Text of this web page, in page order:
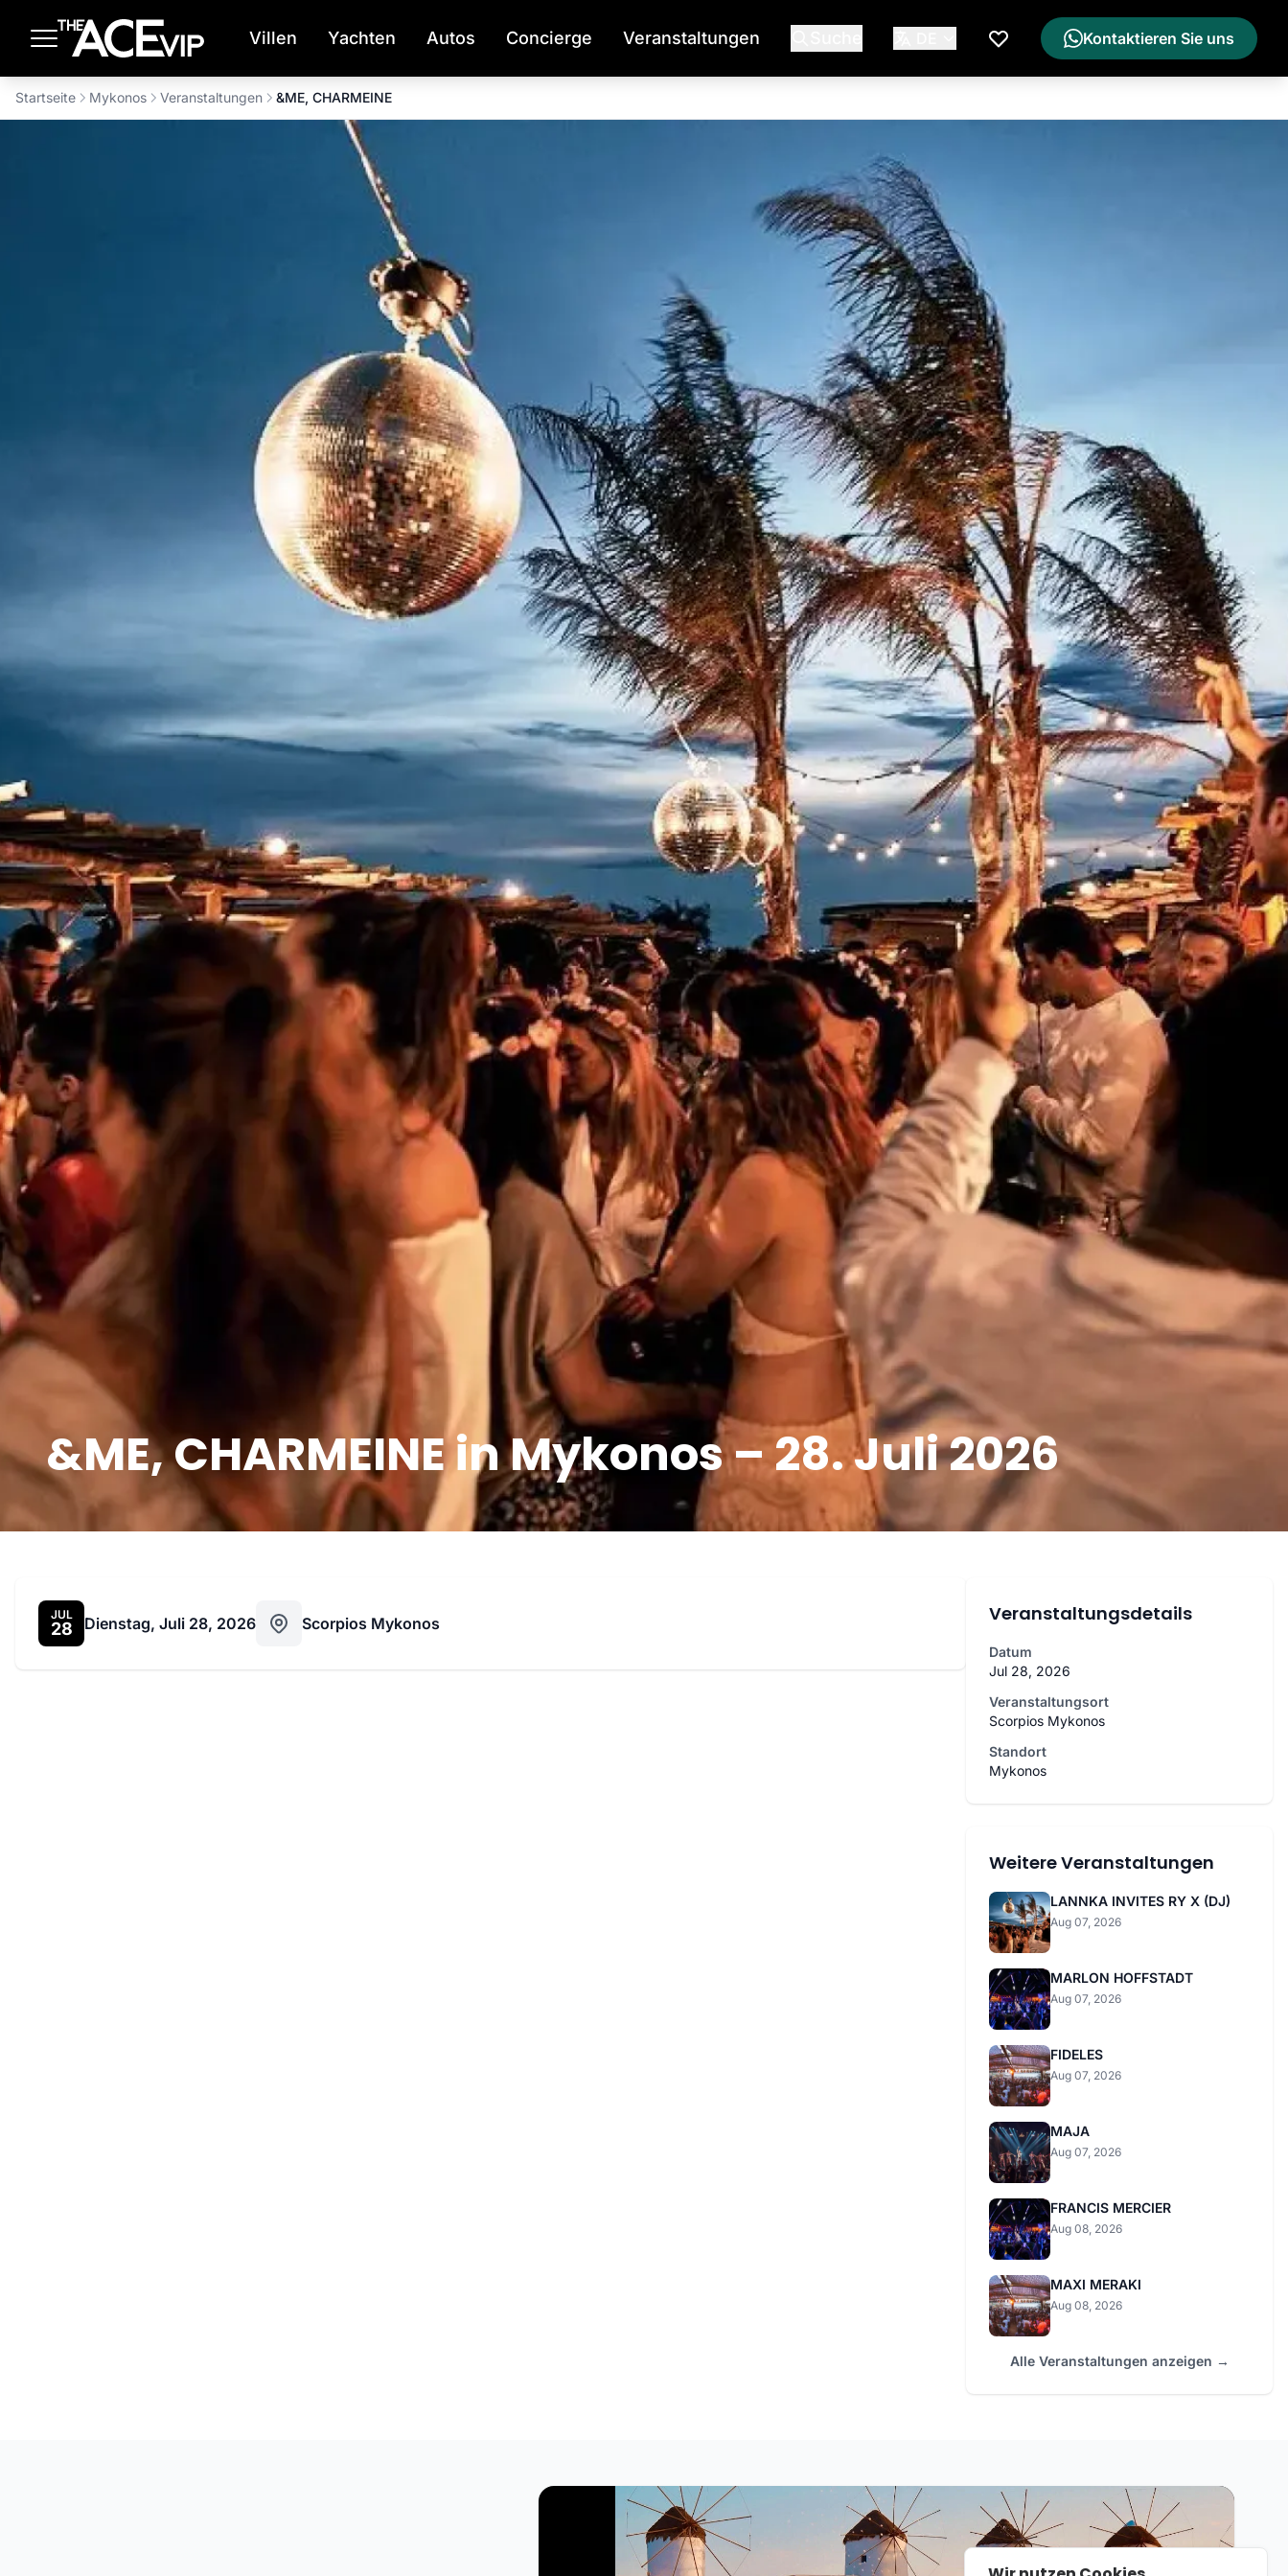
Villen Yachten Autos Concierge Veranstaltungen
Meine Wunschliste
Kontaktieren Sie uns
Startseite Mykonos Veranstaltungen &ME, CHARMEINE
&ME, CHARMEINE in Mykonos – 28. Juli 2026
JUL
28 Dienstag, Juli 28, 2026 Scorpios Mykonos Veranstaltungsdetails
Datum
Jul 28, 2026
Veranstaltungsort
Scorpios Mykonos
Standort
Mykonos
Weitere Veranstaltungen
LANNKA INVITES RY X (DJ)
Aug 07, 2026
MARLON HOFFSTADT
Aug 07, 2026
FIDELES
Aug 07, 2026
MAJA
Aug 07, 2026
FRANCIS MERCIER
Aug 08, 2026
MAXI MERAKI
Aug 08, 2026
Alle Veranstaltungen anzeigen →